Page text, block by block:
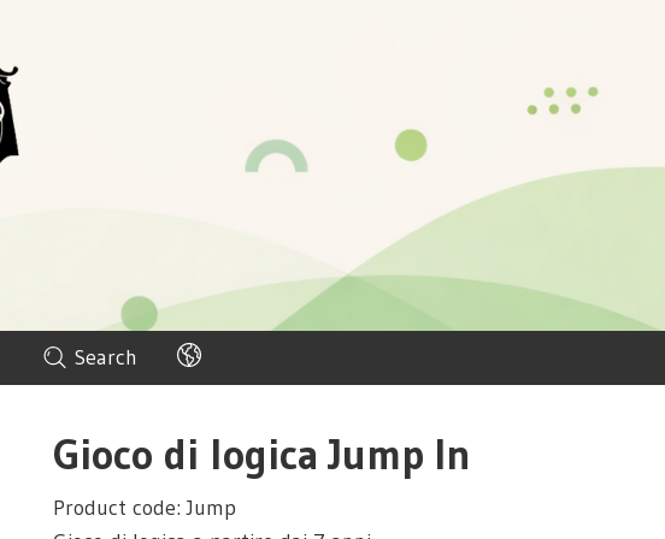
Search
Gioco di logica Jump In
Product code: Jump